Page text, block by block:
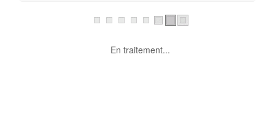
En traitement...